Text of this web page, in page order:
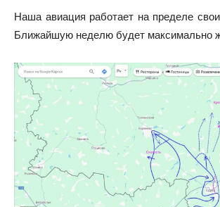
Наша авиация работает на пределе
Ближайшую неделю будет максимально